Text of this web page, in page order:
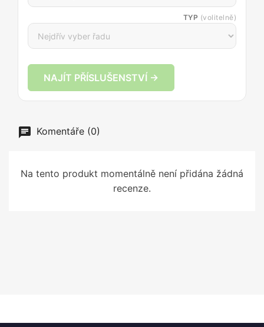
TYP (volitelně)
NAJÍT PŘÍSLUŠENSTVÍ →
Komentáře (0)
Na tento produkt momentálně není přidána žádná
recenze.